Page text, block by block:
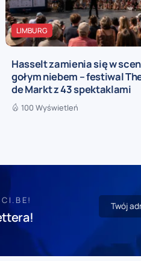
LIMBURG
Hasselt zamienia się w
gołym niebem – festiwal
de Markt z 43 spektaklami
100 Wyświetleń